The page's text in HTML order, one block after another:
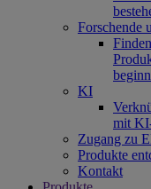
Forschende
KI
mit
Zugang zu
Produkte
Kontakt